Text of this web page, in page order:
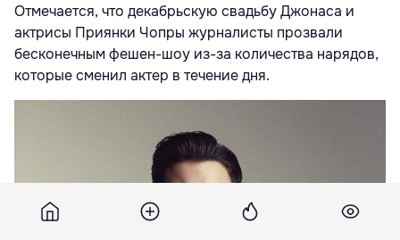
Отмечается, что декабрьскую свадьбу Джонаса и
актрисы Приянки Чопры журналисты прозвали
бесконечным фешен-шоу из-за количества нарядов,
которые сменил актер в течение дня.